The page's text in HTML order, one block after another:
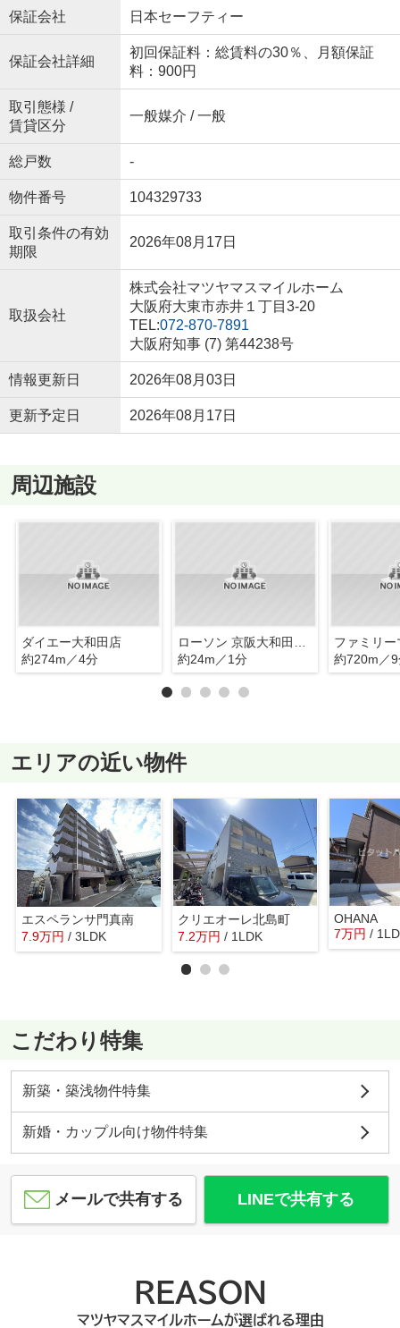
保証会社 日本セーフティー
保証会社詳細
初回保証料：総賃料の30％、月額保証
料：900円
取引態様 /
賃貸区分
一般媒介 / 一般
総戸数 -
物件番号 104329733
取引条件の有効
期限
2026年08月17日
取扱会社
株式会社マツヤマスマイルホーム
大阪府大東市赤井１丁目3-20
TEL:072-870-7891
大阪府知事 (7) 第44238号
情報更新日 2026年08月03日
更新予定日 2026年08月17日
周辺施設
ダイエー大和田店
約274m／4分
約24m／1分
約720m／
エリアの近い物件
エスペランサ門真南
7.9万円 / 3LDK
クリエオーレ北島町
7.2万円 / 1LDK
OHANA
7万円 /
こだわり特集
新築・築浅物件特集
新婚・カップル向け物件特集
メールで共有する LINEで共有する
REASON
マツヤマスマイルホームが選ばれる理由